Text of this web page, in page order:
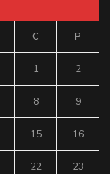
C P
1 2
8 9
15 16
22 23